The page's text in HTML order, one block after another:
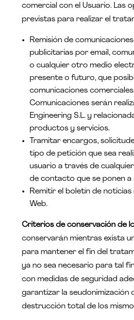
comercial con el Usuario. Las
previstas para realizar el
Remisión de
publicitarias por email,
o cualquier otro medio
presente o futuro, que
comunicaciones
Comunicaciones serán
Engineering S.L. y
productos y servicios.
Tramitar encargos,
tipo de petición que sea
usuario a través de
de contacto que se ponen a
Remitir el boletín de noticias
Web.
Criterios de conservación de
conservarán mientras exista
para mantener el fin del
ya no sea necesario para tal
con medidas de seguridad
garantizar la seudonimización
destrucción total de los